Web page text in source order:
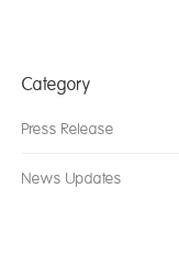
Category
Press Release
News Updates